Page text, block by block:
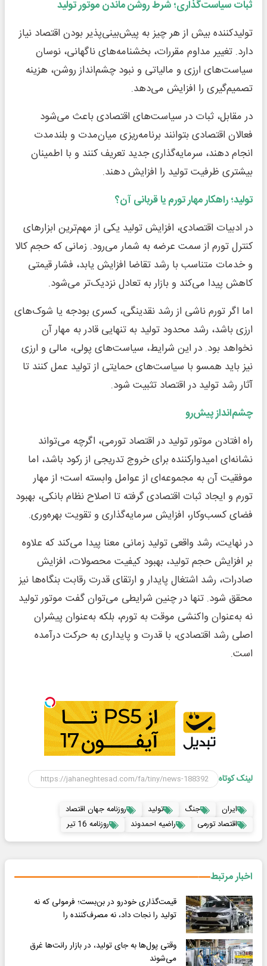
ثبات سیاست‌گذاری؛ شرط روشن ماندن موتور تولید
تولیدکننده بیش از هر چیز به پیش‌بینی‌پذیر بودن اقتصاد نیاز
دارد. تغییر مداوم مقررات، بخشنامه‌های ناگهانی، نوسان
سیاست‌های ارزی و مالیاتی و نبود چشم‌انداز روشن، هزینه
تصمیم‌گیری را افزایش می‌دهد.
در مقابل، ثبات در سیاست‌های اقتصادی باعث می‌شود
فعالان اقتصادی بتوانند برنامه‌ریزی میان‌مدت و بلندمدت
انجام دهند، سرمایه‌گذاری جدید تعریف کنند و با اطمینان
بیشتری ظرفیت تولید را افزایش دهند.
تولید؛ راهکار مهار تورم یا قربانی آن؟
در ادبیات اقتصادی، افزایش تولید یکی از مهم‌ترین ابزارهای
کنترل تورم از سمت عرضه به شمار می‌رود. زمانی که حجم کالا
و خدمات متناسب با رشد تقاضا افزایش یابد، فشار قیمتی
کاهش پیدا می‌کند و بازار به تعادل نزدیک‌تر می‌شود.
اما اگر تورم ناشی از رشد نقدینگی، کسری بودجه یا شوک‌های
ارزی باشد، رشد محدود تولید به تنهایی قادر به مهار آن
نخواهد بود. در این شرایط، سیاست‌های پولی، مالی و ارزی
نیز باید همسو با سیاست‌های حمایتی از تولید عمل کنند تا
آثار رشد تولید در اقتصاد تثبیت شود.
چشم‌انداز پیش‌رو
راه افتادن موتور تولید در اقتصاد تورمی، اگرچه می‌تواند
نشانه‌ای امیدوارکننده برای خروج تدریجی از رکود باشد، اما
موفقیت آن به مجموعه‌ای از عوامل وابسته است؛ از مهار
تورم و ایجاد ثبات اقتصادی گرفته تا اصلاح نظام بانکی، بهبود
فضای کسب‌وکار، افزایش سرمایه‌گذاری و تقویت بهره‌وری.
در نهایت، رشد واقعی تولید زمانی معنا پیدا می‌کند که علاوه
بر افزایش حجم تولید، بهبود کیفیت محصولات، افزایش
صادرات، رشد اشتغال پایدار و ارتقای قدرت رقابت بنگاه‌ها نیز
محقق شود. تنها در چنین شرایطی می‌توان گفت موتور تولید
نه به‌عنوان واکنشی موقت به تورم، بلکه به‌عنوان پیشران
اصلی رشد اقتصادی، با قدرت و پایداری به حرکت درآمده
است.
لینک کوتاه
ایران جنگ تولید
روزنامه جهان اقتصاد
اقتصاد تورمی
راضیه احمدوند روزنامه 16 تیر
اخبار مرتبط
قیمت‌گذاری خودرو در بن‌بست؛ فرمولی که نه
تولید را نجات داد، نه مصرف‌کننده را
وقتی پول‌ها به جای تولید، در بازار رانت‌ها غرق
می‌شوند